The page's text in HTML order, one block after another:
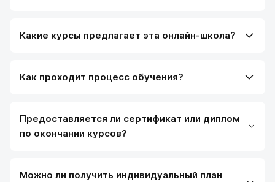
Какие курсы предлагает эта онлайн-школа?
Как проходит процесс обучения?
Предоставляется ли сертификат или диплом
по окончании курсов?
Можно ли получить индивидуальный план